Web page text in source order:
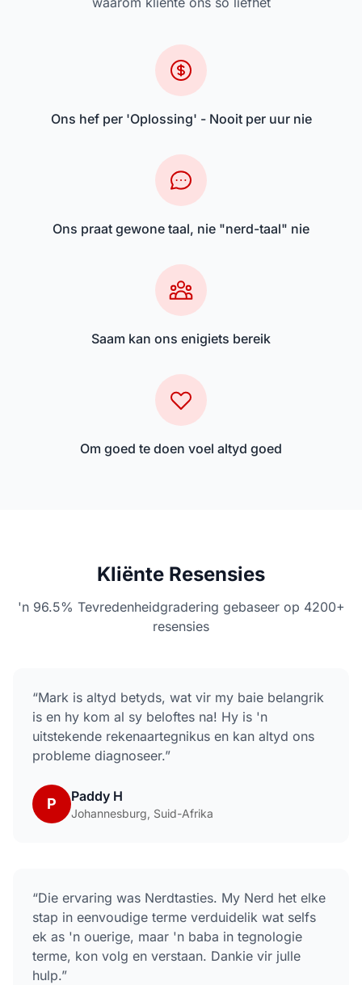
Ons hef per 'Oplossing' - Nooit per uur nie
Ons praat gewone taal, nie "nerd-taal" nie
Saam kan ons enigiets bereik
Om goed te doen voel altyd goed
Kliënte Resensies
'n 96.5% Tevredenheidgradering gebaseer op 4200+
resensies
“Mark is altyd betyds, wat vir my baie belangrik
is en hy kom al sy beloftes na! Hy is 'n
uitstekende rekenaartegnikus en kan altyd ons
probleme diagnoseer.”
P Paddy H
Johannesburg, Suid-Afrika
“Die ervaring was Nerdtasties. My Nerd het elke
stap in eenvoudige terme verduidelik wat selfs
ek as 'n ouerige, maar 'n baba in tegnologie
terme, kon volg en verstaan. Dankie vir julle
hulp.”